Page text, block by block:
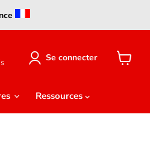
Se connecter
Voir
Ressources